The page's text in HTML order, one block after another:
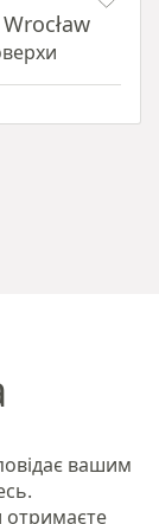
вашим
отримаєте